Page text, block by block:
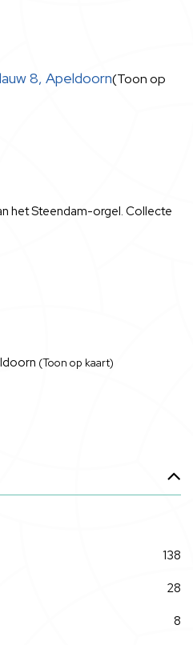
8, Apeldoorn(Toon op
het Steendam-orgel. Collecte
(Toon op kaart)
138
28
8